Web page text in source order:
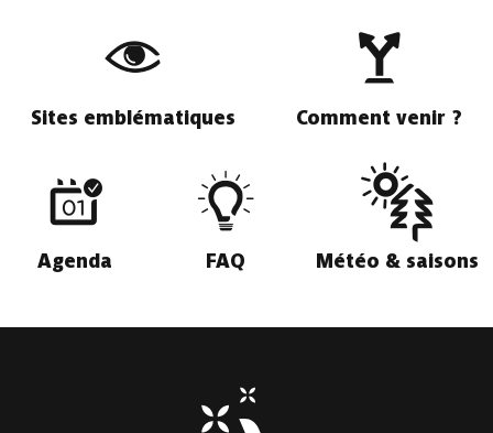
Sites emblématiques Comment venir ?
Agenda FAQ Météo & saisons